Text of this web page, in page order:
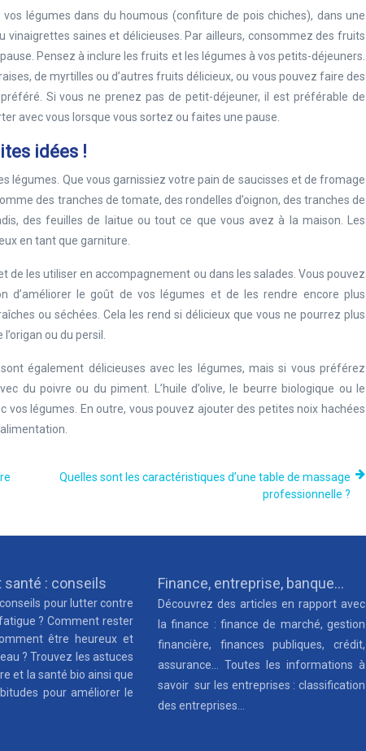
légumes dans du houmous (confiture de pois chiches), dans une
vinaigrettes saines et délicieuses. Par ailleurs, consommez des fruits
Pensez à inclure les fruits et les légumes à vos petits-déjeuners.
de myrtilles ou d’autres fruits délicieux, ou vous pouvez faire des
Si vous ne prenez pas de petit-déjeuner, il est préférable de
avec vous lorsque vous sortez ou faites une pause.
idées !
légumes. Que vous garnissiez votre pain de saucisses et de fromage
des tranches de tomate, des rondelles d’oignon, des tranches de
des feuilles de laitue ou tout ce que vous avez à la maison. Les
en tant que garniture.
de les utiliser en accompagnement ou dans les salades. Vous pouvez
d’améliorer le goût de vos légumes et de les rendre encore plus
ou séchées. Cela les rend si délicieux que vous ne pourrez plus
ou du persil.
également délicieuses avec les légumes, mais si vous préférez
du poivre ou du piment. L’huile d’olive, le beurre biologique ou le
légumes. En outre, vous pouvez ajouter des petites noix hachées
Quelles sont les caractéristiques d’une table de massage
professionnelle ?
santé : conseils
pour lutter contre
? Comment rester
être heureux et
? Trouvez les astuces
et la santé bio ainsi que
pour améliorer le
Finance, entreprise, banque…
Découvrez des articles en rapport avec
la finance : finance de marché, gestion
financière, finances publiques, crédit,
assurance… Toutes les informations à
savoir sur les entreprises : classification
des entreprises…